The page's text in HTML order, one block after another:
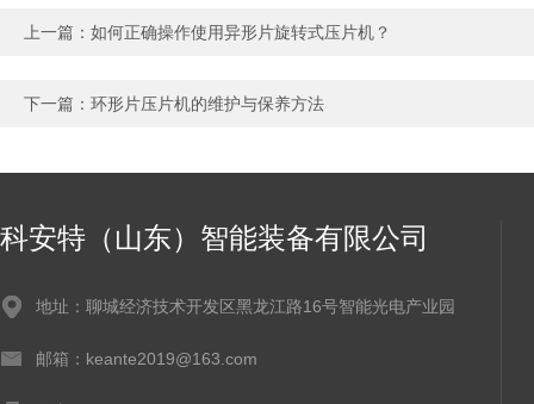
上一篇： 如何正确操作使用异形片旋转式压片机？
下一篇： 环形片压片机的维护与保养方法
科安特（山东）智能装备有限公司
地址：聊城经济技术开发区黑龙江路16号智能光电产业园
邮箱：keante2019@163.com